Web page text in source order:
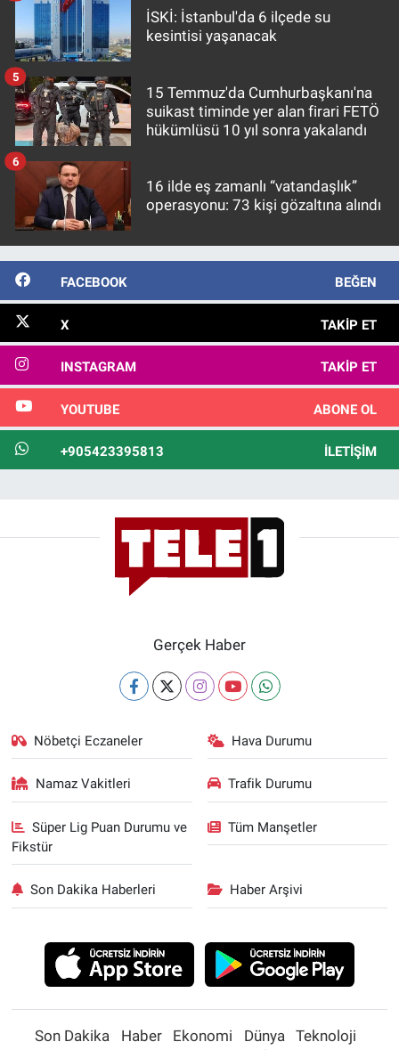
İSKİ: İstanbul'da 6 ilçede su
kesintisi yaşanacak
15 Temmuz'da Cumhurbaşkanı'na
suikast timinde yer alan firari FETÖ
hükümlüsü 10 yıl sonra yakalandı
5
16 ilde eş zamanlı “vatandaşlık”
operasyonu: 73 kişi gözaltına alındı
6
FACEBOOK BEĞEN
X TAKIP ET
INSTAGRAM TAKIP ET
YOUTUBE ABONE OL
+905423395813 İLETIŞIM
Gerçek Haber
Nöbetçi Eczaneler Hava Durumu
Namaz Vakitleri Trafik Durumu
Süper Lig Puan Durumu ve
Fikstür
Tüm Manşetler
Son Dakika Haberleri Haber Arşivi
Son Dakika Haber Ekonomi Dünya
Teknoloji